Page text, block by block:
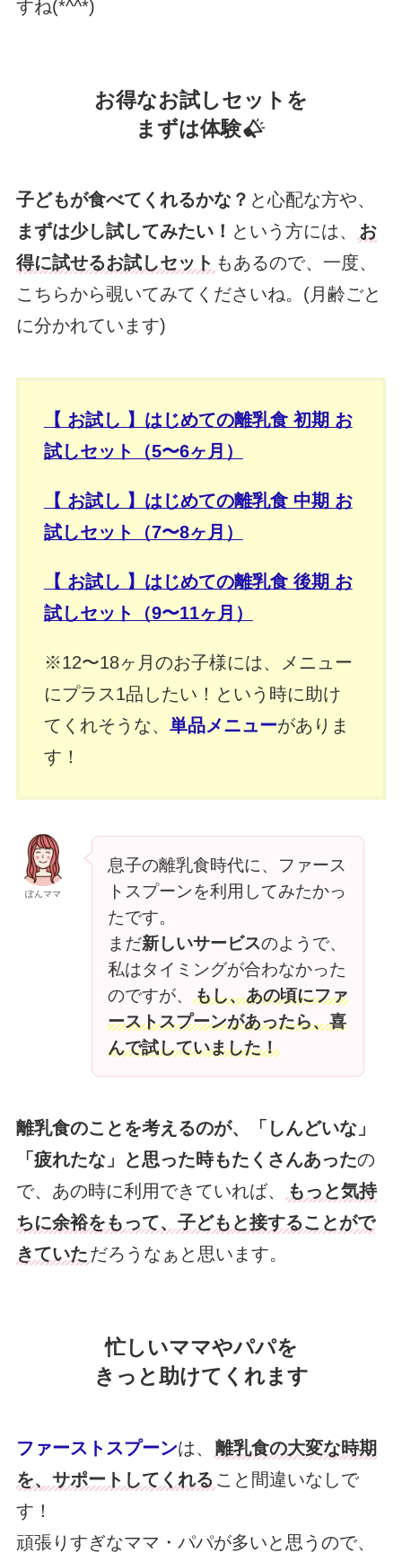
すね(*^^*)
お得なお試しセットを
まずは体験
子どもが食べてくれるかな？ と心配な方や、
まずは少し試してみたい！ という方には、
お
得に試せるお試しセット もあるので、一度、
こちらから覗いてみてくださいね。(月齢ごと
に分かれています)
【 お試し 】はじめての離乳食 初期 お
試しセット（5〜6ヶ月）
【 お試し 】はじめての離乳食 中期 お
試しセット（7〜8ヶ月）
【 お試し 】はじめての離乳食 後期 お
試しセット（9〜11ヶ月）
※12〜18ヶ月のお子様には、メニュー
にプラス1品したい！という時に助け
てくれそうな、 単品メニューがありま
す！
ぽんママ
息子の離乳食時代に、ファース
トスプーンを利用してみたかっ
たです。
まだ新しいサービスのようで、
私はタイミングが合わなかった
のですが、 もし、あの頃にファ
ーストスプーンがあったら、喜
んで試していました！
離乳食のことを考えるのが、「しんどいな」
「疲れたな」と思った時もたくさんあったの
で、あの時に利用できていれば、
もっと気持
ちに余裕をもって、子どもと接することがで
きていただろうなぁと思います。
忙しいママやパパを
きっと助けてくれます
ファーストスプーンは、 離乳食の大変な時期
を、サポートしてくれる こと間違いなしで
す！
頑張りすぎなママ・パパが多いと思うので、